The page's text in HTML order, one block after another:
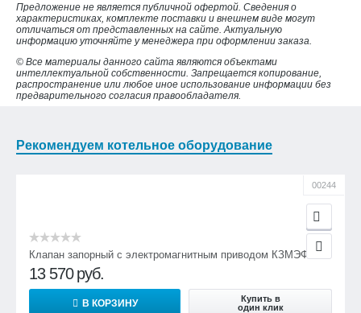
Предложение не является публичной офертой. Сведения о
характеристиках, комплекте поставки и внешнем виде могут
отличаться от представленных на сайте. Актуальную
информацию уточняйте у менеджера при оформлении заказа.
© Все материалы данного сайта являются объектами
интеллектуальной собственности. Запрещается копирование,
распространение или любое иное использование информации без
предварительного согласия правообладателя.
Рекомендуем котельное оборудование
00244
Клапан запорный с электромагнитным приводом КЗМЭФ
13 570 руб.
В КОРЗИНУ
Купить в
один клик